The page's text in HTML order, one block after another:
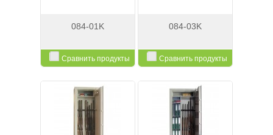
(3)
084-01K
Смотреть
Сравнить продукты
084-03K
Смотреть
Сравнить продукты